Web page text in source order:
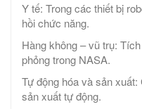
Y tế: Trong các thiết bị
hồi chức năng.
Hàng không – vũ trụ:
phỏng trong NASA.
Tự động hóa và sản
sản xuất tự động.